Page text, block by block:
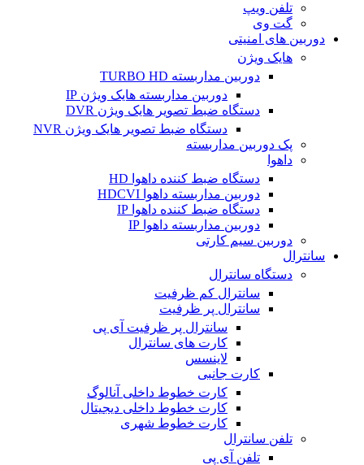
تلفن ویپ
گت وی
دوربین های امنیتی
هایک ویژن
دوربین مداربسته TURBO HD
دوربین مداربسته هایک ویژن IP
دستگاه ضبط تصویر هایک ویژن DVR
دستگاه ضبط تصویر هایک ویژن NVR
پک دوربین مداربسته
داهوا
دستگاه ضبط کننده داهوا HD
دوربین مداربسته داهوا HDCVI
دستگاه ضبط کننده داهوا IP
دوربین مداربسته داهوا IP
دوربین سیم کارتی
سانترال
دستگاه سانترال
سانترال کم ظرفیت
سانترال پر ظرفیت
سانترال پر ظرفیت آی پی
کارت های سانترال
لاینسس
کارت جانبی
کارت خطوط داخلی آنالوگ
کارت خطوط داخلی دیجیتال
کارت خطوط شهری
تلفن سانترال
تلفن آی پی